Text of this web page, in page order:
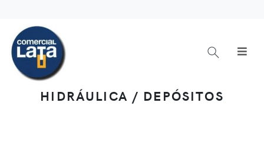
HIDRÁULICA / DEPÓSITOS